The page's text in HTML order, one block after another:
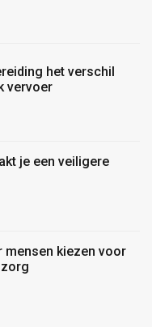
het verschil
vervoer
je een veiligere
mensen kiezen voor